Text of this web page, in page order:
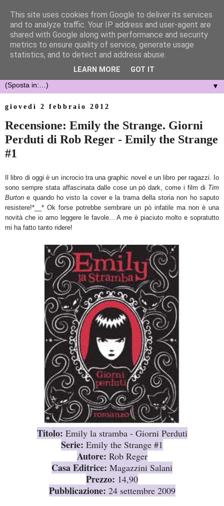
▼
giovedì 2 febbraio 2012
Recensione: Emily the Strange. Giorni
Perduti di Rob Reger - Emily the Strange
#1
Il libro di oggi è un incrocio tra una graphic novel e un libro per ragazzi. Io
sono sempre stata affascinata dalle cose un pò dark, come i film di Tim
Burton e quando ho visto la cover e la trama della storia non ho saputo
resistere!*__* Ok forse potrebbe sembrare un pò infatile ma non è una
novità che io amo leggere le favole... A me è piaciuto molto e sopratutto
mi ha fatto tanto ridere!
Titolo: Emily la stramba - Giorni Perduti
Serie: Emily the Strange #1
Autore: Rob Reger
Casa Editrice: Magazzini Salani
Prezzo: 14,90
Pubblicazione: 24 settembre 2009
This site uses cookies from Google to deliver its services
and to analyze traffic. Your IP address and user-agent are
shared with Google along with performance and security
metrics to ensure quality of service, generate usage
statistics, and to detect and address abuse.
LEARN MORE GOT IT